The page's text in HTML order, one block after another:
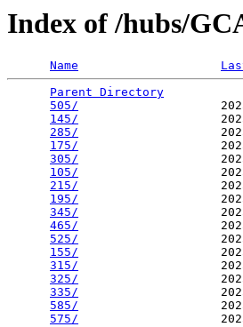
Index of /hubs/
Name
Parent Directory
505/
145/
285/
175/
305/
105/
215/
195/
345/
465/
525/
155/
315/
325/
335/
585/
575/